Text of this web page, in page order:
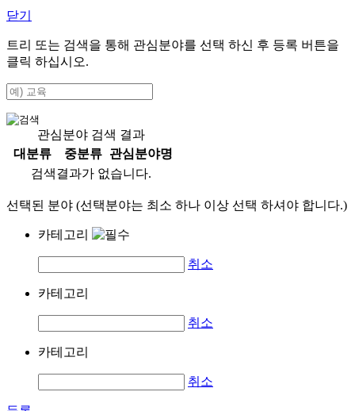
닫기
트리 또는 검색을 통해 관심분야를 선택 하신 후 등록 버튼을
클릭 하십시오.
관심분야 검색 결과
대분류
중분류
관심분야명
검색결과가 없습니다.
선택된 분야 (선택분야는 최소 하나 이상 선택 하셔야 합니다.)
카테고리
취소
카테고리
취소
카테고리
취소